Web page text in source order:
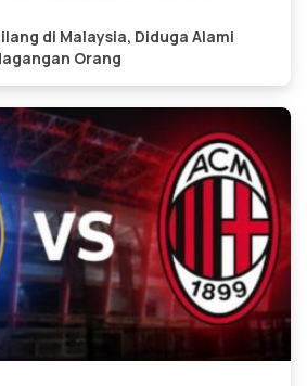
di Malaysia, Diduga Alami
Orang